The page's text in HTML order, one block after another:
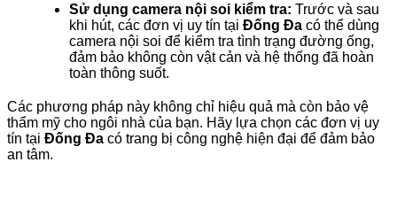
Sử dụng camera nội soi kiểm tra: Trước và sau
khi hút, các đơn vị uy tín tại Đống Đa có thể dùng
camera nội soi để kiểm tra tình trạng đường ống,
đảm bảo không còn vật cản và hệ thống đã hoàn
toàn thông suốt.
Các phương pháp này không chỉ hiệu quả mà còn bảo vệ
thẩm mỹ cho ngôi nhà của bạn. Hãy lựa chọn các đơn vị uy
tín tại Đống Đa có trang bị công nghệ hiện đại để đảm bảo
an tâm.